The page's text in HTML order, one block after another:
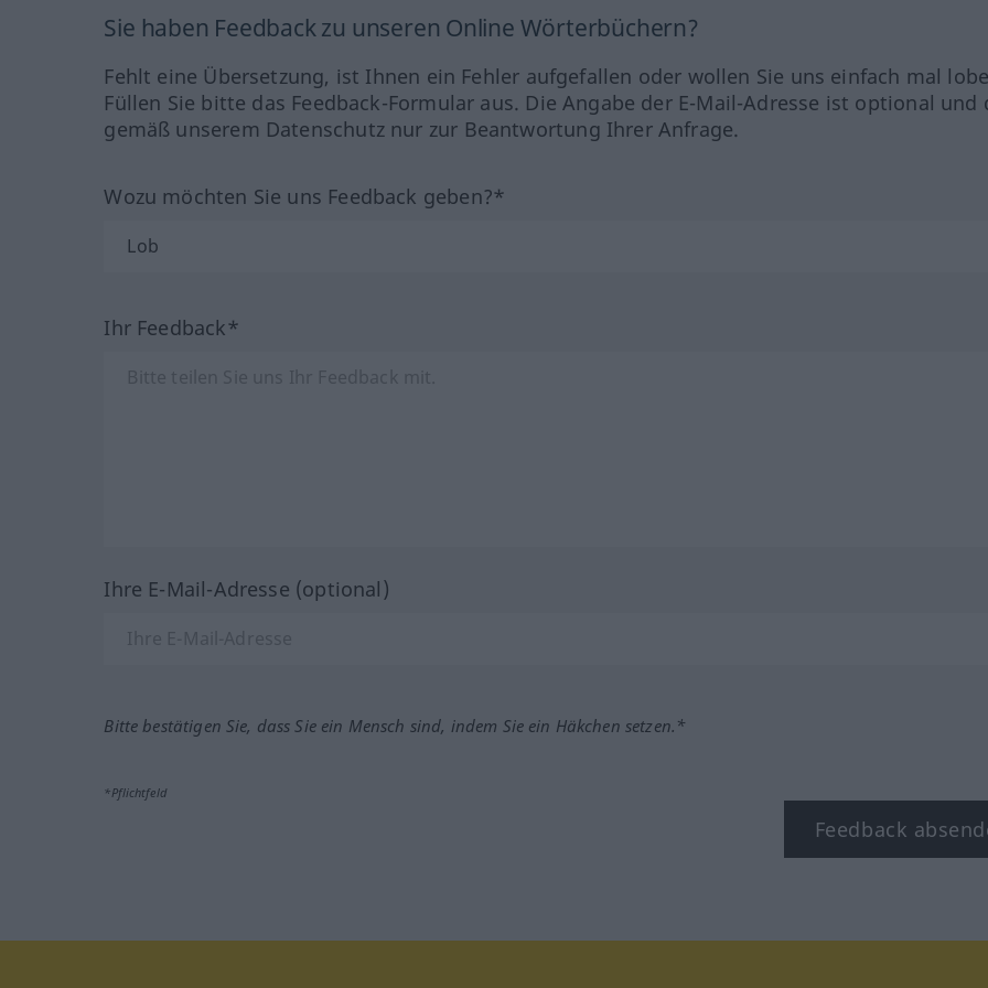
Sie haben Feedback zu unseren Online Wörterbüchern?
Fehlt eine Übersetzung, ist Ihnen ein Fehler aufgefallen oder wollen Sie uns einfach mal
Füllen Sie bitte das Feedback-Formular aus. Die Angabe der E-Mail-Adresse ist optional und
gemäß unserem Datenschutz nur zur Beantwortung Ihrer Anfrage.
Wozu möchten Sie uns Feedback geben?*
Ihr Feedback*
Ihre E-Mail-Adresse (optional)
Bitte bestätigen Sie, dass Sie ein Mensch sind, indem Sie ein Häkchen setzen.*
*Pflichtfeld
Feedback